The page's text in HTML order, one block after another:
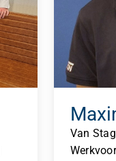
Van